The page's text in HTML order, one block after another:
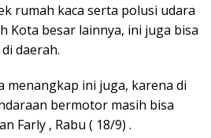
rumah kaca serta polusi udara
Kota besar lainnya, ini juga bisa
daerah.
menangkap ini juga, karena di
bermotor masih bisa
Farly , Rabu ( 18/9) .